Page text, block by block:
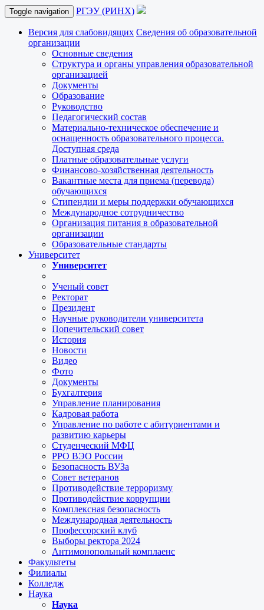
Toggle navigation РГЭУ (РИНХ)
Версия для слабовидящих Сведения об образовательной
организации
Основные сведения
Структура и органы управления образовательной
организацией
Документы
Образование
Руководство
Педагогический состав
Материально-техническое обеспечение и
оснащенность образовательного процесса.
Доступная среда
Платные образовательные услуги
Финансово-хозяйственная деятельность
Вакантные места для приема (перевода)
обучающихся
Стипендии и меры поддержки обучающихся
Международное сотрудничество
Организация питания в образовательной
организации
Образовательные стандарты
Университет
Университет
Ученый совет
Ректорат
Президент
Научные руководители университета
Попечительский совет
История
Новости
Видео
Фото
Документы
Бухгалтерия
Управление планирования
Кадровая работа
Управление по работе с абитуриентами и
развитию карьеры
Студенческий МФЦ
РРО ВЭО России
Безопасность ВУЗа
Совет ветеранов
Противодействие терроризму
Противодействие коррупции
Комплексная безопасность
Международная деятельность
Профессорский клуб
Выборы ректора 2024
Антимонопольный комплаенс
Факультеты
Филиалы
Колледж
Наука
Наука